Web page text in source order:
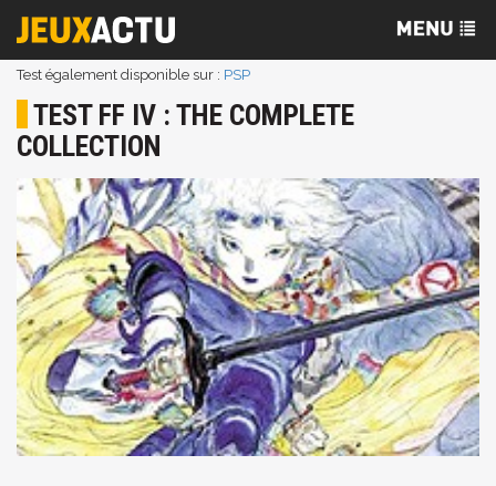
Test également disponible sur : PSP
TEST FF IV : THE COMPLETE
COLLECTION